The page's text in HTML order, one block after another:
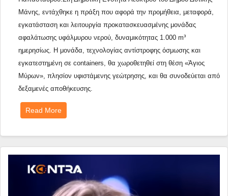
Μάνης, εντάχθηκε η πράξη που αφορά την προμήθεια, μεταφορά,
εγκατάσταση και λειτουργία προκατασκευασμένης μονάδας
αφαλάτωσης υφάλμυρου νερού, δυναμικότητας 1.000 m³
ημερησίως. Η μονάδα, τεχνολογίας αντίστροφης όσμωσης και
εγκατεστημένη σε containers, θα χωροθετηθεί στη θέση «Άγιος
Μύρων», πλησίον υφιστάμενης γεώτρησης, και θα συνοδεύεται από
δεξαμενές αποθήκευσης.
Read More